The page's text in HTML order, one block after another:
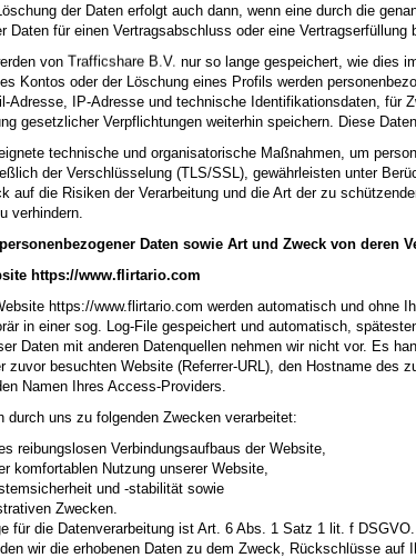
der Daten erfolgt auch dann, wenn eine durch die
Daten für einen Vertragsabschluss oder eine Vertragserfüllung
von
nur so lange gespeichert, wie dies
Kontos oder der Löschung eines Profils werden
Adresse, IP-Adresse und technische Identifikationsdaten, für
gesetzlicher Verpflichtungen weiterhin speichern. Diese
technische und organisatorische Maßnahmen, um
der Verschlüsselung (TLS/SSL), gewährleisten unter
auf die Risiken der Verarbeitung und die Art der zu
verhindern.
Daten sowie Art und Zweck von deren
https://www.flirtario.com
https://www.flirtario.com werden automatisch und ohne
in einer sog. Log-File gespeichert und automatisch,
Daten mit anderen Datenquellen nehmen wir nicht vor. Es
zuvor besuchten Website (Referrer-URL), den Hostname des
Namen Ihres Access-Providers.
durch uns zu folgenden Zwecken verarbeitet:
reibungslosen Verbindungsaufbaus der Website,
komfortablen Nutzung unserer Website,
und -stabilität sowie
Zwecken.
für die Datenverarbeitung ist Art. 6 Abs. 1 Satz 1 lit. f
wir die erhobenen Daten zu dem Zweck, Rückschlüsse auf